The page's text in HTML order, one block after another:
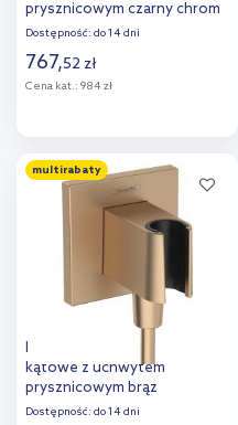
prysznicowym czarny chrom
szczotkowany 26889340
Dostępność: do 14 dni
767,52 zł
Cena kat.: 984 zł
multirabaty
Hansgrohe FixFit E przyłącze
kątowe z uchwytem
prysznicowym brąz
szczotkowany 26889140
Dostępność: do 14 dni